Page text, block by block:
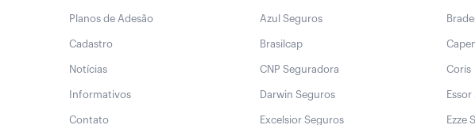
Planos de Adesão
Cadastro
Notícias
Informativos
Contato
Azul Seguros
Brasilcap
CNP Seguradora Coris
Darwin Seguros
Excelsior Seguros Ezze